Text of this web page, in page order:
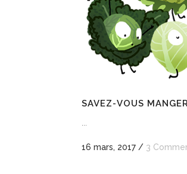
SAVEZ-VOUS
16 mars, 2017 / 3